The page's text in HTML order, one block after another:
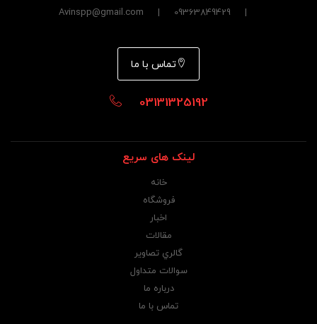
| 09363849429 | Avinspp@gmail.com
تماس با ما
03131325192
لینک های سریع
خانه
فروشگاه
اخبار
مقالات
گالري تصاوير
سوالات متداول
درباره ما
تماس با ما